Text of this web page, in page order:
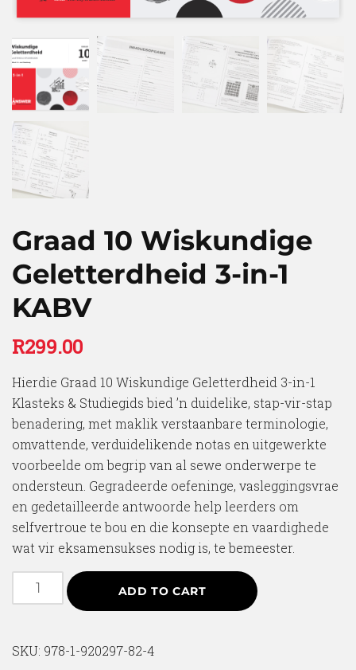
Graad 10 Wiskundige
Geletterdheid 3-in-1
KABV
R299.00
Hierdie Graad 10 Wiskundige Geletterdheid 3-in-1
Klasteks & Studiegids bied ’n duidelike, stap-vir-stap
benadering, met maklik verstaanbare terminologie,
omvattende, verduidelikende notas en uitgewerkte
voorbeelde om begrip van al sewe onderwerpe te
ondersteun. Gegradeerde oefeninge, vasleggingsvrae
en gedetailleerde antwoorde help leerders om
selfvertroue te bou en die konsepte en vaardighede
wat vir eksamensukses nodig is, te bemeester.
ADD TO CART
SKU: 978-1-920297-82-4